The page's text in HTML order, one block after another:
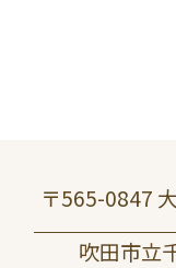
〒565-0847
吹田市立